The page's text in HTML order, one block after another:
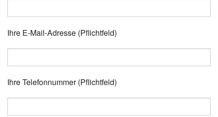
Bitte lasse dieses Feld leer.
Ihre E-Mail-Adresse (Pflichtfeld)
Ihre Telefonnummer (Pflichtfeld)